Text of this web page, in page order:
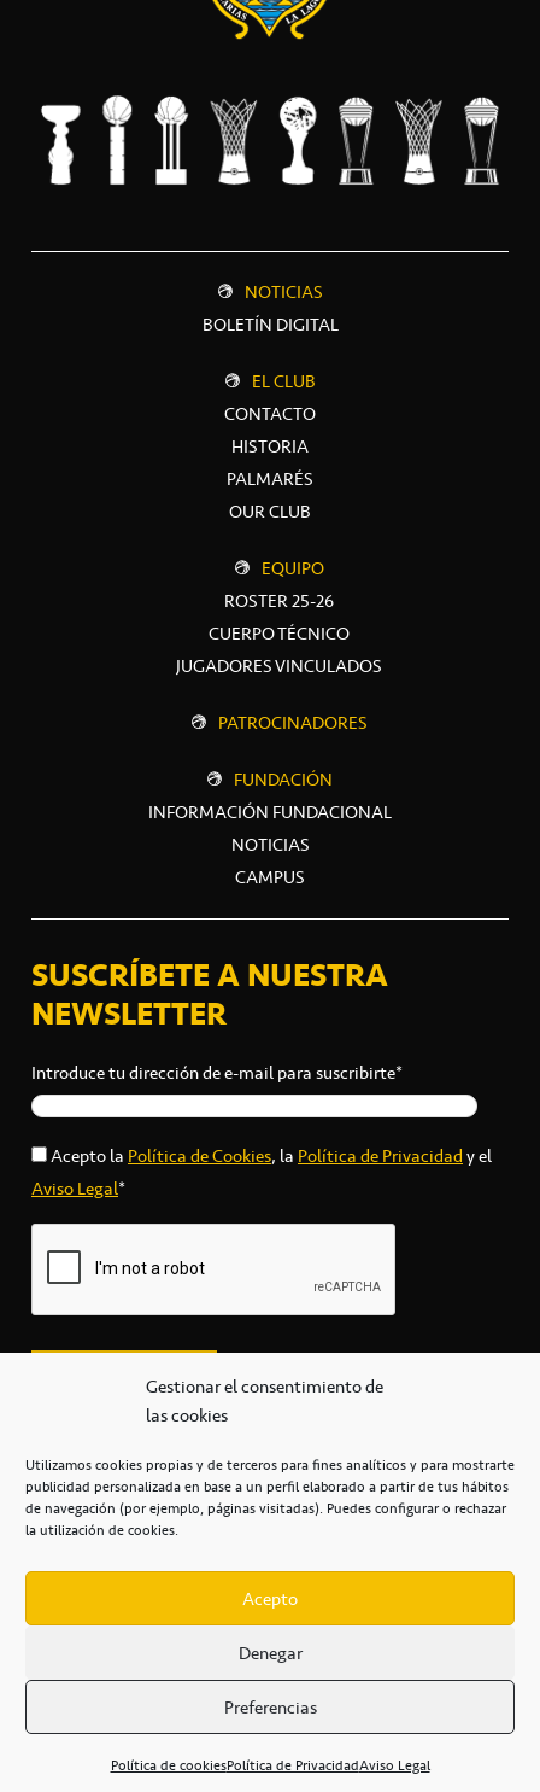
Gestionar el consentimiento de
las cookies
Utilizamos cookies propias y de terceros para fines analíticos y para mostrarte
publicidad personalizada en base a un perfil elaborado a partir de tus hábitos
de navegación (por ejemplo, páginas visitadas). Puedes configurar o rechazar
la utilización de cookies.
Acepto
Denegar
Preferencias
Política de cookiesPolítica de PrivacidadAviso Legal
NOTICIAS
BOLETÍN DIGITAL
EL CLUB
CONTACTO
HISTORIA
PALMARÉS
OUR CLUB
EQUIPO
ROSTER 25-26
CUERPO TÉCNICO
JUGADORES VINCULADOS
PATROCINADORES
FUNDACIÓN
INFORMACIÓN FUNDACIONAL
NOTICIAS
CAMPUS
SUSCRÍBETE A NUESTRA
NEWSLETTER
Introduce tu dirección de e-mail para suscribirte*
Acepto laPolítica de Cookies, laPolítica de Privacidady el
Aviso Legal*
secretaria@cbcanarias.es
+34 922 253 684
Casa del Deporte / 38108 – La Laguna
POLÍTICA DE PRIVACIDAD / POLÍTICA DE COOKIES /
AVISO LEGAL / CONDICIONES